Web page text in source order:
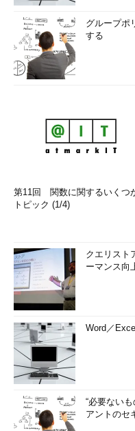
グループポ
する
第11回 関数に関するいくつ
トピック (1/4)
クエリスト
ーマンス向
Word／
“必要ない
アントのセ